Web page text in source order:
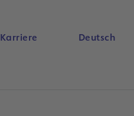
Karriere Deutsch